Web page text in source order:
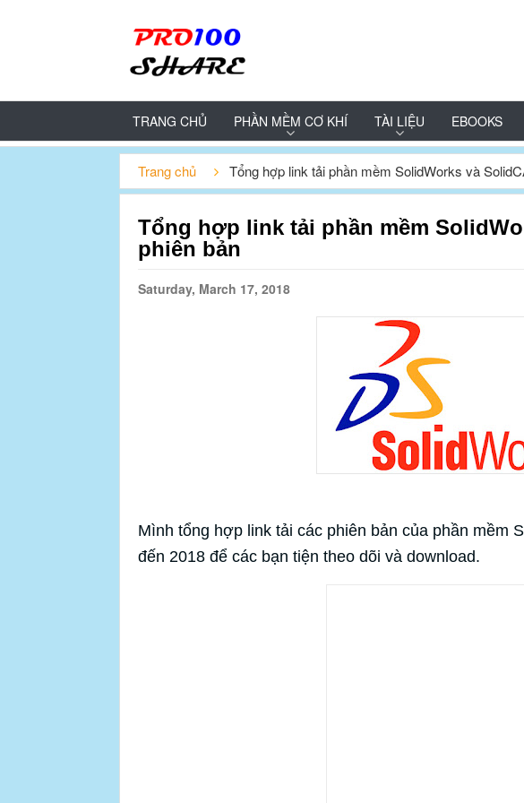
TRANG CHỦ PHẦN MỀM CƠ KHÍ TÀI LIỆU EBOOKS
Trang chủ Tổng hợp link tải phần mềm SolidWorks và
Tổng hợp link tải phần mềm
phiên bản
Saturday, March 17, 2018
Mình tổng hợp link tải các phiên bản của phần mềm
đến 2018 để các bạn tiện theo dõi và download.